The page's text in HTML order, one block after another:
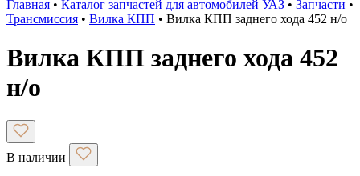
Главная • Каталог запчастей для автомобилей УАЗ • Запчасти •
Трансмиссия • Вилка КПП • Вилка КПП заднего хода 452 н/о
Вилка КПП заднего хода 452
н/о
В наличии